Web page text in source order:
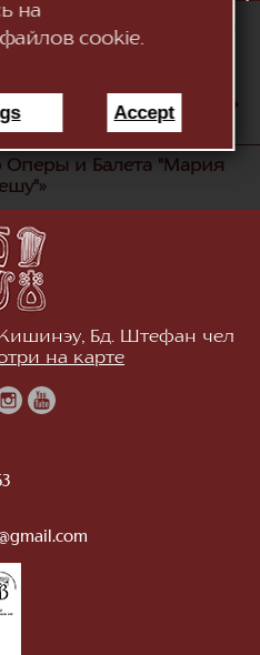
на
cookie.
Accept
расширяющая всю
7 10
Оперы и Балета "Мария
Кишинэу, Бд. Штефан чел
на карте